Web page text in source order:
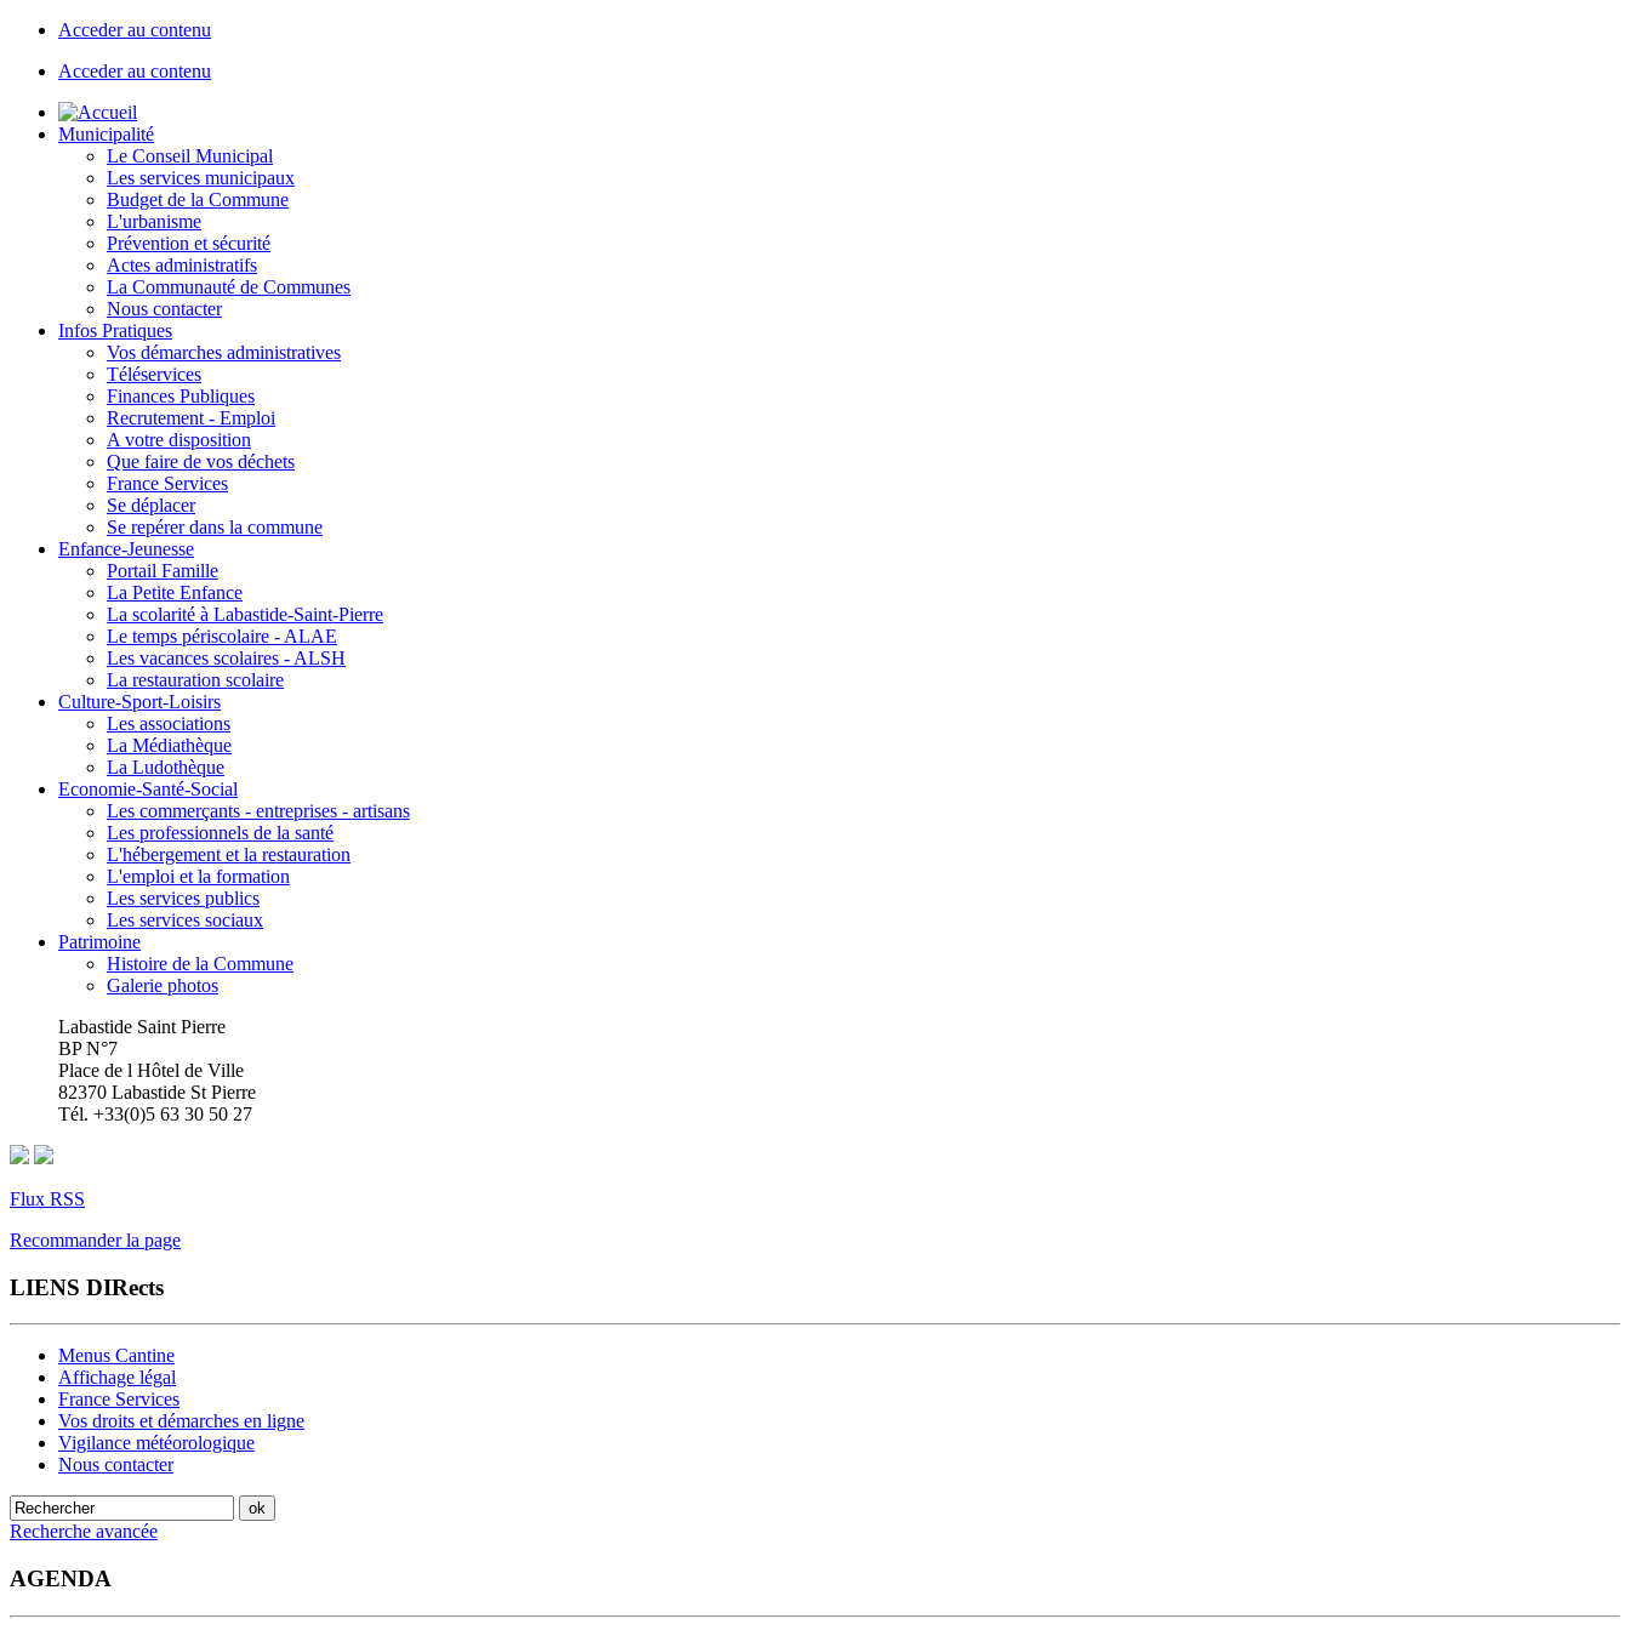
Acceder au contenu
Acceder au contenu
Municipalité
Le Conseil Municipal
Les services municipaux
Budget de la Commune
L'urbanisme
Prévention et sécurité
Actes administratifs
La Communauté de Communes
Nous contacter
Infos Pratiques
Vos démarches administratives
Téléservices
Finances Publiques
Recrutement - Emploi
A votre disposition
Que faire de vos déchets
France Services
Se déplacer
Se repérer dans la commune
Enfance-Jeunesse
Portail Famille
La Petite Enfance
La scolarité à Labastide-Saint-Pierre
Le temps périscolaire - ALAE
Les vacances scolaires - ALSH
La restauration scolaire
Culture-Sport-Loisirs
Les associations
La Médiathèque
La Ludothèque
Economie-Santé-Social
Les commerçants - entreprises - artisans
Les professionnels de la santé
L'hébergement et la restauration
L'emploi et la formation
Les services publics
Les services sociaux
Patrimoine
Histoire de la Commune
Galerie photos
Labastide Saint Pierre
BP N°7
Place de l Hôtel de Ville
82370 Labastide St Pierre
Tél. +33(0)5 63 30 50 27
Flux RSS
Recommander la page
LIENS DIRects
Menus Cantine
Affichage légal
France Services
Vos droits et démarches en ligne
Vigilance météorologique
Nous contacter
Recherche avancée
AGENDA